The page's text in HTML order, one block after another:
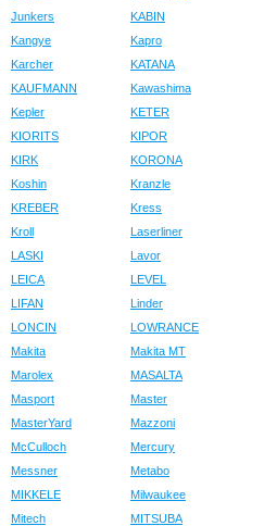
Junkers
KABIN
Kangye
Kapro
Karcher
KATANA
KAUFMANN
Kawashima
Kepler
KETER
KIORITS
KIPOR
KIRK
KORONA
Koshin
Kranzle
KREBER
Kress
Kroll
Laserliner
LASKI
Lavor
LEICA
LEVEL
LIFAN
Linder
LONCIN
LOWRANCE
Makita
Makita MT
Marolex
MASALTA
Masport
Master
MasterYard
Mazzoni
McCulloch
Mercury
Messner
Metabo
MIKKELE
Milwaukee
Mitech
MITSUBA